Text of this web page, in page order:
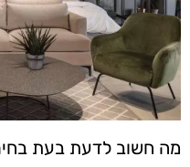
מה חשוב לדעת בעת